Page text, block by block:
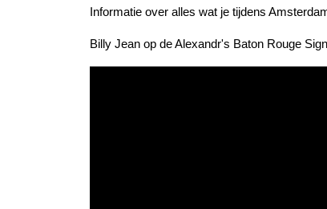
Informatie over alles wat je tijdens
Billy Jean op de Alexandr's Baton Rouge